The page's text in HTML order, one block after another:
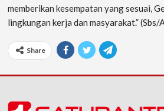
memberikan kesempatan yang sesuai,
lingkungan kerja dan masyarakat.”
Share